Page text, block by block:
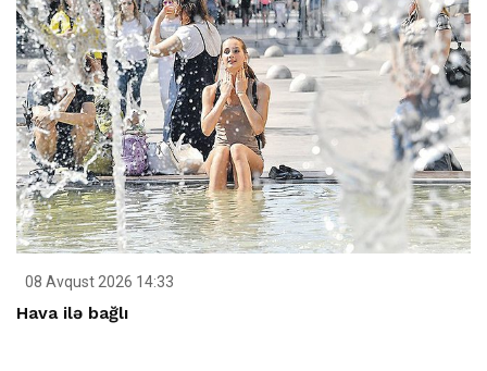
08 Avqust 2026 14:33
Hava ilə bağlı